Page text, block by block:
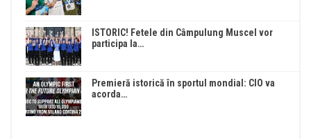
ISTORIC! Fetele din Câmpulung Muscel vor
participa la…
Premieră istorică în sportul mondial: CIO va
acorda…